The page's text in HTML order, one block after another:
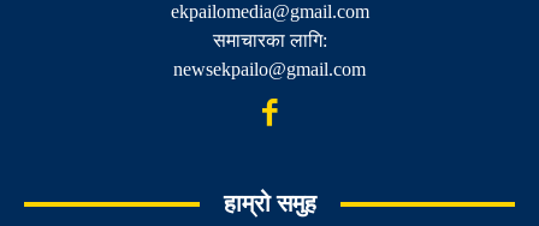
ekpailomedia@gmail.com
समाचारका लागि:
newsekpailo@gmail.com
हाम्रो समुह